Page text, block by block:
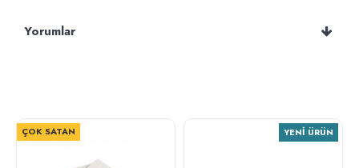
Yorumlar
ÇOK SATAN YENI ÜRÜN